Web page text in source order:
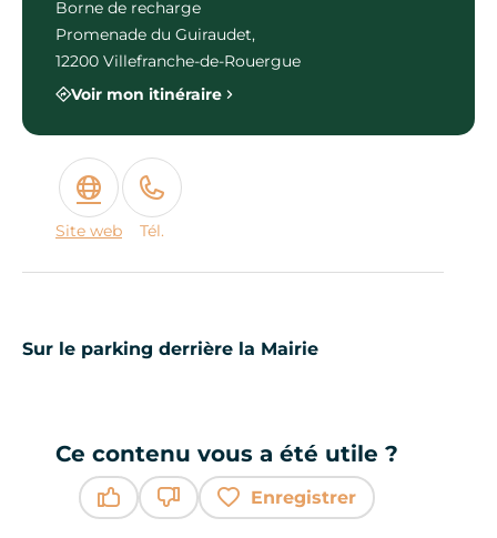
Sur le parking derrière la Mairie
Borne de recharge
Promenade du Guiraudet,
12200 Villefranche-de-Rouergue
Voir mon itinéraire
Site web Tél.
Ce contenu vous a été utile ?
Enregistrer